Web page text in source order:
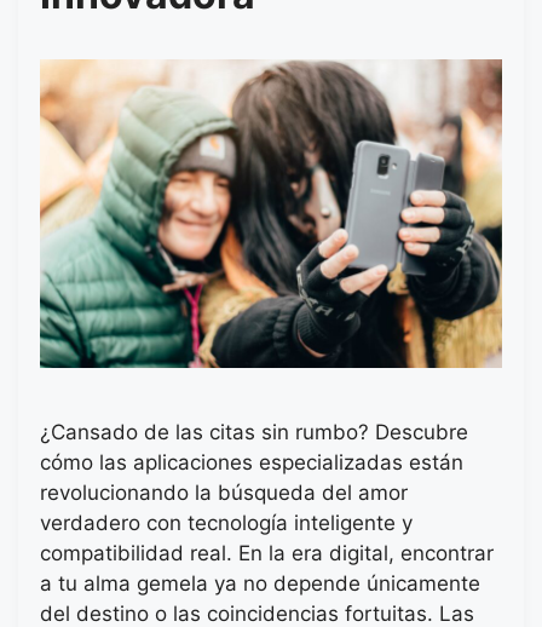
¿Cansado de las citas sin rumbo? Descubre
cómo las aplicaciones especializadas están
revolucionando la búsqueda del amor
verdadero con tecnología inteligente y
compatibilidad real. En la era digital, encontrar
a tu alma gemela ya no depende únicamente
del destino o las coincidencias fortuitas. Las